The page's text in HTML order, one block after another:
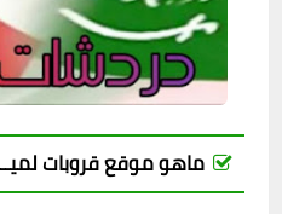
ماهو موقع قروبات